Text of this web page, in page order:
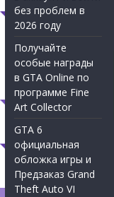
без проблем в
2026 году
Получайте
особые награды
в GTA Online по
программе Fine
Art Collector
GTA 6
официальная
обложка игры и
Предзаказ Grand
Theft Auto VI